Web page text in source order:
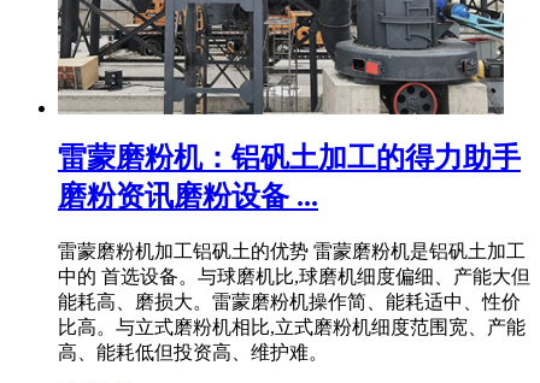
雷蒙磨粉机：铝矾土加工的得力助手
磨粉资讯磨粉设备 ...
雷蒙磨粉机加工铝矾土的优势 雷蒙磨粉机是铝矾土加工
中的 首选设备。与球磨机比,球磨机细度偏细、产能大但
能耗高、磨损大。雷蒙磨粉机操作简、能耗适中、性价
比高。与立式磨粉机相比,立式磨粉机细度范围宽、产能
高、能耗低但投资高、维护难。